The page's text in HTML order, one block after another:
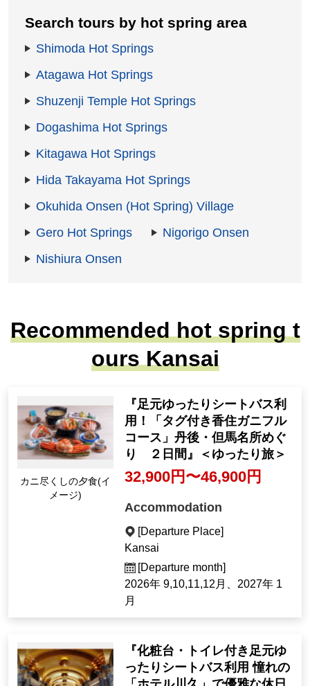
Search tours by hot spring area
Shimoda Hot Springs
Atagawa Hot Springs
Shuzenji Temple Hot Springs
Dogashima Hot Springs
Kitagawa Hot Springs
Hida Takayama Hot Springs
Okuhida Onsen (Hot Spring) Village
Gero Hot Springs
Nigorigo Onsen
Nishiura Onsen
Recommended hot spring t
ours Kansai
カニ尽くしの夕食(イ
メージ)
『足元ゆったりシートバス利
用！「タグ付き香住ガニフル
コース」丹後・但馬名所めぐ
り ２日間』＜ゆったり旅＞
32,900円〜46,900円
Accommodation
[Departure Place]
Kansai
[Departure month]
2026年 9,10,11,12月、2027年 1
月
『化粧台・トイレ付き足元ゆ
ったりシートバス利用 憧れの